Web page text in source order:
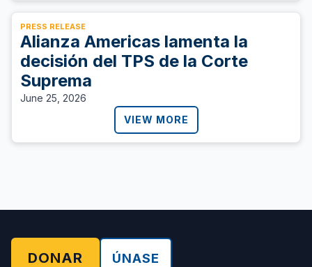
PRESS RELEASE
Alianza Americas lamenta la
decisión del TPS de la Corte
Suprema
June 25, 2026
VIEW MORE
DONAR ÚNASE